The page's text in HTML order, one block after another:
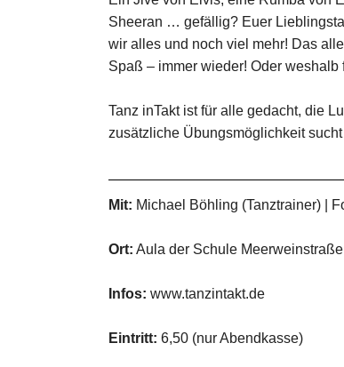
Sheeran … gefällig? Euer
wir alles und noch viel mehr! Das
Spaß – immer wieder! Oder
Tanz inTakt ist für alle gedacht, die
zusätzliche Übungsmöglichkeit
Mit: Michael Böhling (Tanztrainer) |
Ort: Aula der Schule
Infos: www.tanzintakt.de
Eintritt: 6,50 (nur Abendkasse)